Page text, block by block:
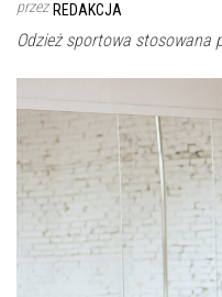
przez REDAKCJA
Odzież sportowa stosowana